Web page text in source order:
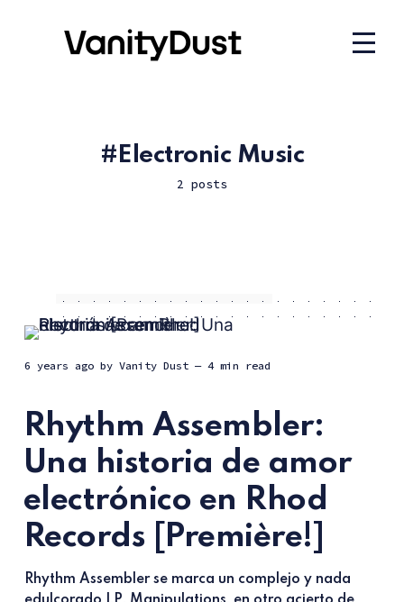
Electronic Music
2 posts
6 years agoby Vanity Dust — 4 min read
Rhythm Assembler:
Una historia de amor
electrónico en Rhod
Records [Première!]
Rhythm Assembler se marca un complejo y nada